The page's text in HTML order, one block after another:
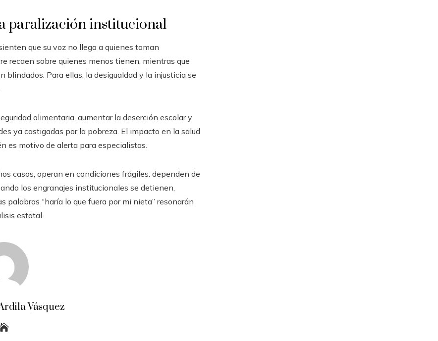
paralización institucional
que su voz no llega a quienes toman
recaen sobre quienes menos tienen, mientras que
Para ellas, la desigualdad y la injusticia se
alimentaria, aumentar la deserción escolar y
ya castigadas por la pobreza. El impacto en la salud
es motivo de alerta para especialistas.
casos, operan en condiciones frágiles: dependen de
los engranajes institucionales se detienen,
palabras “haría lo que fuera por mi nieta” resonarán
estatal.
Vásquez